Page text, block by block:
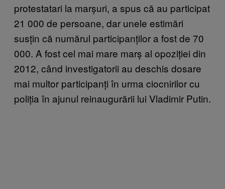
protestatari la marșuri, a spus că au participat
21 000 de persoane, dar unele estimări
susțin că numărul participanților a fost de 70
000. A fost cel mai mare marș al opoziției din
2012, când investigatorii au deschis dosare
mai multor participanți în urma ciocnirilor cu
poliția în ajunul reinaugurării lui Vladimir Putin.